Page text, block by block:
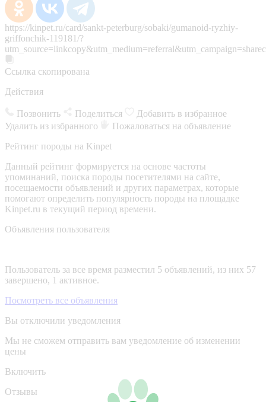
https://kinpet.ru/card/sankt-peterburg/sobaki/gumanoid-ryzhiy-
griffonchik-119181/?
Ссылка скопирована
Действия
Позвонить Поделиться
Добавить в избранное
Удалить из избранного
Пожаловаться на объявление
Рейтинг породы на Kinpet
Данный рейтинг формируется на основе частоты
упоминаний, поиска породы посетителями на сайте,
посещаемости объявлений и других параметрах, которые
помогают определить популярность породы на площадке
Kinpet.ru в текущий период времени.
Объявления пользователя
Пользователь за все время разместил 5 объявлений, из них 57
завершено, 1 активное.
Посмотреть все объявления
Вы отключили уведомления
Мы не сможем отправить вам уведомление об изменении
цены
Включить
Отзывы